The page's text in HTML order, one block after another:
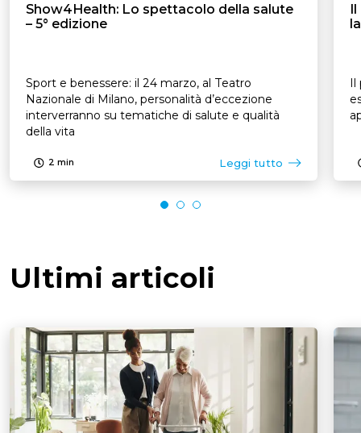
Show4Health: Lo spettacolo della salute
– 5° edizione
Sport e benessere: il 24 marzo, al Teatro
Nazionale di Milano, personalità d’eccezione
interverranno su tematiche di salute e qualità
della vita
2 min Leggi tutto
Il
Ultimi articoli